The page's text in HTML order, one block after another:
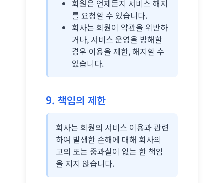
회원은 언제든지 서비스 해지
를 요청할 수 있습니다.
회사는 회원이 약관을 위반하
거나, 서비스 운영을 방해할
경우 이용을 제한, 해지할 수
있습니다.
9. 책임의 제한
회사는 회원의 서비스 이용과 관련
하여 발생한 손해에 대해 회사의
고의 또는 중과실이 없는 한 책임
을 지지 않습니다.